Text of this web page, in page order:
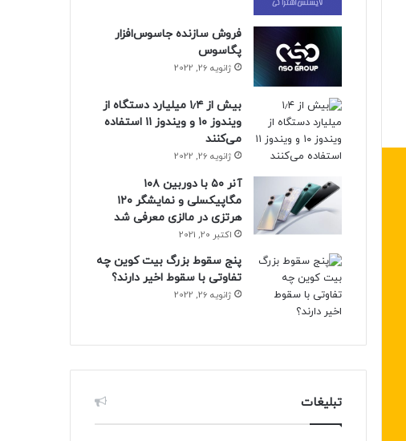
فروش سازنده جاسوس‌افزار
پگاسوس
ژانویه 26, 2022
بیش از ۱٫۴ میلیارد دستگاه از
ویندوز ۱۰ و ویندوز ۱۱ استفاده
می‌کنند
ژانویه 26, 2022
آنر ۵۰ با دوربین ۱۰۸
مگاپیکسلی و نمایشگر ۱۲۰
هرتزی در مالزی معرفی شد
اکتبر 20, 2021
پنج سقوط بزرگ بیت کوین چه
تفاوتی با سقوط اخیر دارند؟
ژانویه 26, 2022
تبلیغات